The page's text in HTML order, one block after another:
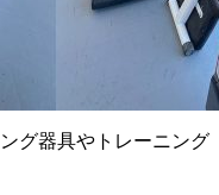
グ器具やトレーニング